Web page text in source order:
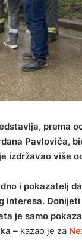
prema
Pavlovića,
izdržavao više
i pokazatelj
interesa.
je samo
– kazao je za